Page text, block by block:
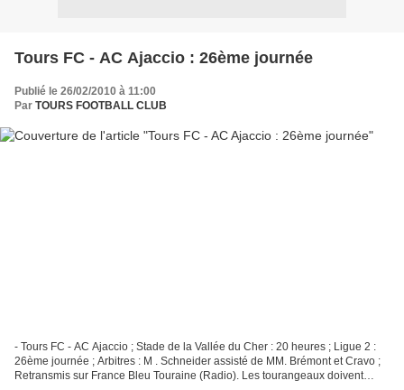
Tours FC - AC Ajaccio : 26ème journée
Publié le 26/02/2010 à 11:00
Par TOURS FOOTBALL CLUB
- Tours FC - AC Ajaccio ; Stade de la Vallée du Cher : 20 heures ; Ligue 2 :
26ème journée ; Arbitres : M . Schneider assisté de MM. Brémont et Cravo ;
Retransmis sur France Bleu Touraine (Radio). Les tourangeaux doivent